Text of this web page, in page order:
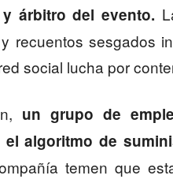
árbitro del evento.
recuentos sesgados
social lucha por
un grupo de
algoritmo de
temen que